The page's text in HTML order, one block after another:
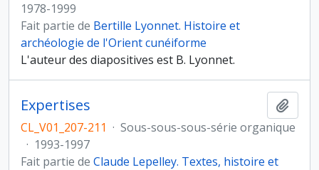
1978-1999
Fait partie de Bertille Lyonnet. Histoire et
archéologie de l'Orient cunéiforme
L'auteur des diapositives est B. Lyonnet.
Expertises
CL_V01_207-211 · Sous-sous-sous-série organique
· 1993-1997
Fait partie de Claude Lepelley. Textes, histoire et